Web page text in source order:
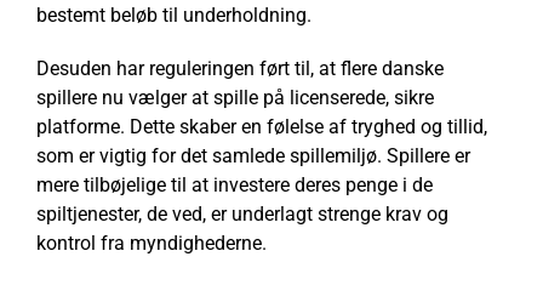
bestemt beløb til underholdning.
Desuden har reguleringen ført til, at flere danske
spillere nu vælger at spille på licenserede, sikre
platforme. Dette skaber en følelse af tryghed og tillid,
som er vigtig for det samlede spillemiljø. Spillere er
mere tilbøjelige til at investere deres penge i de
spiltjenester, de ved, er underlagt strenge krav og
kontrol fra myndighederne.